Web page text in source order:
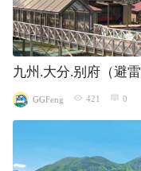
九州.大分.别府（避雷
GGFeng 421 0